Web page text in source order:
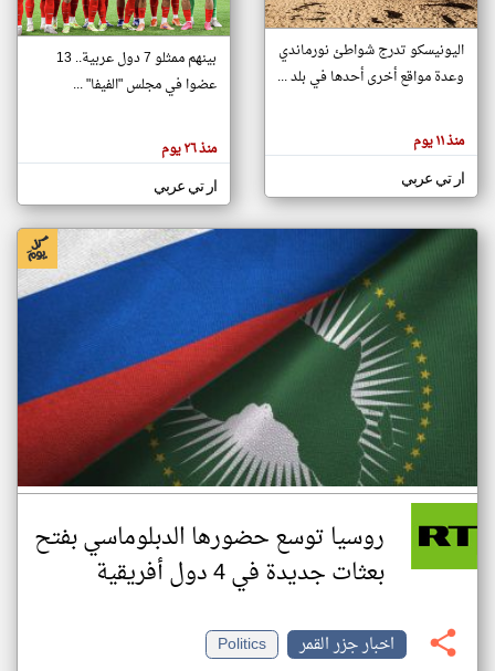
تغيير الدولة
اخبار جزر القمر على مدار الساعة
أهم اخبار جزر القمر العاجلة والمباشرة
هنا عن
وجهة
كاتبيها.
اليونيسكو تدرج شواطئ نورماندي
وعدة مواقع أخرى أحدها في بلد ...
منذ ١١ يوم
ار تي عربي
بينهم ممثلو 7 دول عربية.. 13
عضوا في مجلس "الفيفا" ...
منذ ٢٦ يوم
ار تي عربي
روسيا توسع حضورها الدبلوماسي بفتح
بعثات جديدة في 4 دول أفريقية
اخبار جزر القمر
Politics
klyoum.com